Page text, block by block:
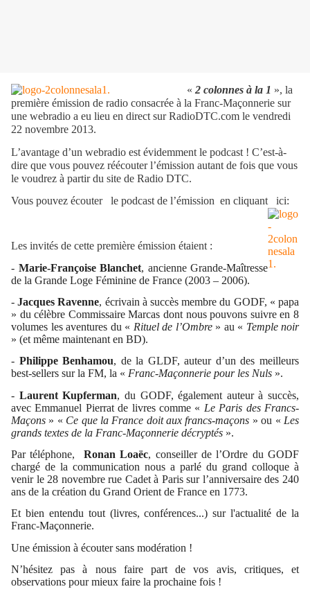
« 2 colonnes à la 1 », la
première émission de radio consacrée à la Franc-Maçonnerie sur
une webradio a eu lieu en direct sur RadioDTC.com le vendredi
22 novembre 2013.
L’avantage d’un webradio est évidemment le podcast ! C’est-à-
dire que vous pouvez réécouter l’émission autant de fois que vous
le voudrez à partir du site de Radio DTC.
Vous pouvez écouter le podcast de l’émission en cliquant ici:
Les invités de cette première émission étaient :
- Marie-Françoise Blanchet, ancienne Grande-Maîtresse
de la Grande Loge Féminine de France (2003 – 2006).
-Jacques Ravenne, écrivain à succès membre du GODF, « papa
» du célèbre Commissaire Marcas dont nous pouvons suivre en 8
volumes les aventures du « Rituel de l’Ombre» au « Temple noir
» (et même maintenant en BD).
- Philippe Benhamou, de la GLDF, auteur d’un des meilleurs
best-sellers sur la FM, la « Franc-Maçonnerie pour les Nuls ».
- Laurent Kupferman, du GODF, également auteur à succès,
avec Emmanuel Pierrat de livres comme « Le Paris des Francs-
Maçons » « Ce que la France doit aux francs-maçons » ou « Les
grands textes de la Franc-Maçonnerie décryptés ».
Par téléphone,
Ronan Loaëc, conseiller de l’Ordre du GODF
chargé de la communication nous a parlé du grand colloque à
venir le 28 novembre rue Cadet à Paris sur l’anniversaire des 240
ans de la création du Grand Orient de France en 1773.
Et bien entendu tout (livres, conférences...) sur l'actualité de la
Franc-Maçonnerie.
Une émission à écouter sans modération !
N’hésitez pas à nous faire part de vos avis, critiques, et
observations pour mieux faire la prochaine fois !